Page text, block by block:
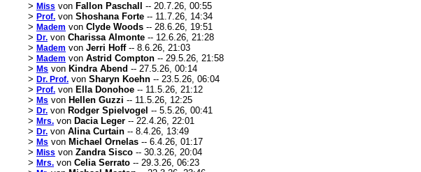
> Miss von Fallon Paschall
-- 20.7.26, 00:55
> Prof. von Shoshana Forte -- 11.7.26, 14:34
> Madem von Clyde Woods -- 28.6.26, 19:51
> Dr. von Charissa Almonte -- 12.6.26, 21:28
> Madem von Jerri Hoff-- 8.6.26, 21:03
> Madem von Astrid Compton -- 29.5.26, 21:58
> Ms von Kindra Abend -- 27.5.26, 00:14
> Dr. Prof. von Sharyn Koehn -- 23.5.26, 06:04
> Prof. von Ella Donohoe -- 11.5.26, 21:12
> Ms von Hellen Guzzi -- 11.5.26, 12:25
> Dr. von Rodger Spielvogel -- 5.5.26, 00:41
> Mrs. von Dacia Leger -- 22.4.26, 22:01
> Dr. von Alina Curtain -- 8.4.26, 13:49
> Ms von Michael Ornelas -- 6.4.26, 01:17
> Miss von Zandra Sisco -- 30.3.26, 20:04
> Mrs. von Celia Serrato -- 29.3.26, 06:23